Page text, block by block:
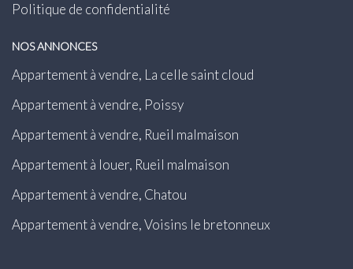
Politique de confidentialité
NOS ANNONCES
Appartement à vendre, La celle saint cloud
Appartement à vendre, Poissy
Appartement à vendre, Rueil malmaison
Appartement à louer, Rueil malmaison
Appartement à vendre, Chatou
Appartement à vendre, Voisins le bretonneux